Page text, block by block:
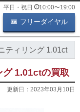
平日・祝日 10:00〜19:00
フリーダイヤル
ティリング 1.01ct
グ 1.01ctの買取
更新日： 2023年03月10日